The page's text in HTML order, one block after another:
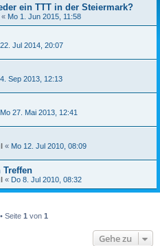
ein TTT in der Steiermark?
« Mo 1. Jun 2015, 11:58
Jul 2014, 20:07
Sep 2013, 12:13
Mo 27. Mai 2013, 12:41
« Mo 12. Jul 2010, 08:09
Treffen
« Do 8. Jul 2010, 08:32
Seite 1 von 1
Gehe zu